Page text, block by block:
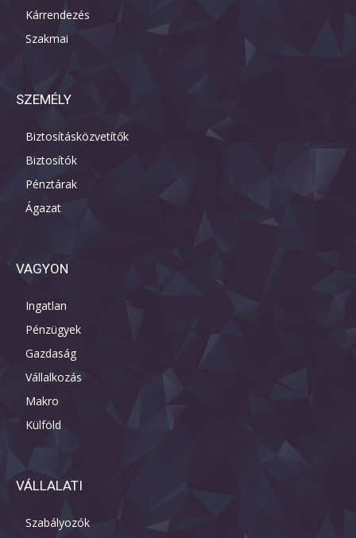
Kárrendezés
Szakmai
SZEMÉLY
Biztosításközvetítők
Biztosítók
Pénztárak
Ágazat
VAGYON
Ingatlan
Pénzügyek
Gazdaság
Vállalkozás
Makro
Külföld
VÁLLALATI
Szabályozók